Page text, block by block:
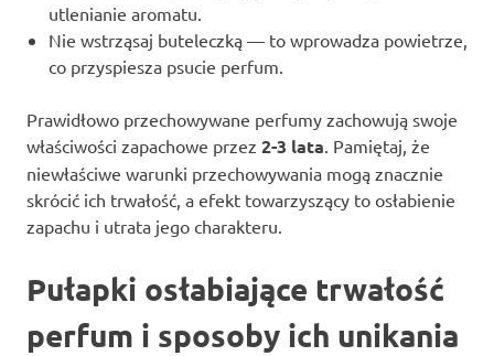
utlenianie aromatu.
Nie wstrząsaj buteleczką — to wprowadza powietrze,
co przyspiesza psucie perfum.
Prawidłowo przechowywane perfumy zachowują swoje
właściwości zapachowe przez 2-3 lata. Pamiętaj, że
niewłaściwe warunki przechowywania mogą znacznie
skrócić ich trwałość, a efekt towarzyszący to osłabienie
zapachu i utrata jego charakteru.
Pułapki osłabiające trwałość
perfum i sposoby ich unikania